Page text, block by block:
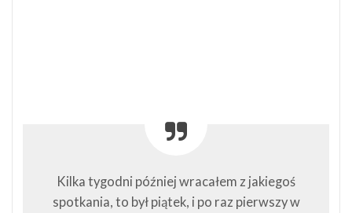
Kilka tygodni później wracałem z jakiegoś
spotkania, to był piątek, i po raz pierwszy w